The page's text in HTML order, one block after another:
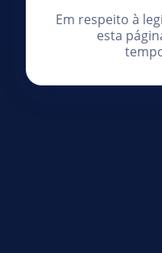
Em respeito à
esta